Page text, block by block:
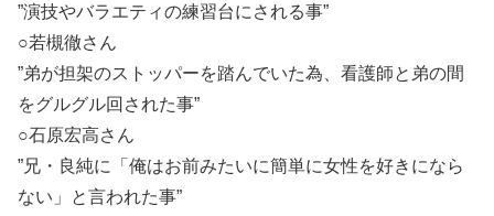
”演技やバラエティの練習台にされる事”
○若槻徹さん
”弟が担架のストッパーを踏んでいた為、看護師と弟の間
をグルグル回された事”
○石原宏高さん
”兄・良純に「俺はお前みたいに簡単に女性を好きになら
ない」と言われた事”